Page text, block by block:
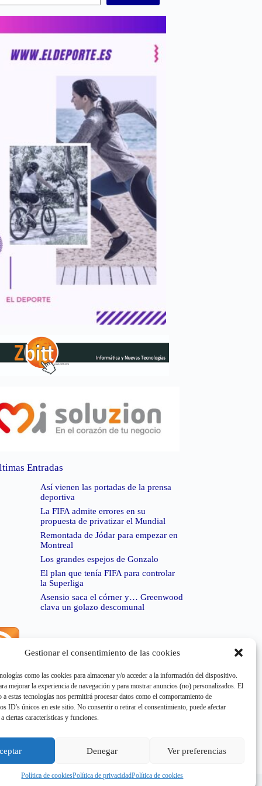
Gestionar el consentimiento de las cookies
como las cookies para almacenar y/o acceder a la información del dispositivo.
mejorar la experiencia de navegación y para mostrar anuncios (no) personalizados. El
a estas tecnologías nos permitirá procesar datos como el comportamiento de
ID's únicos en este sitio. No consentir o retirar el consentimiento, puede afectar
ciertas características y funciones.
Denegar Ver preferencias
Política de cookiesPolítica de privacidadPolítica de cookies
Entradas
Así vienen las portadas de la prensa
deportiva
La FIFA admite errores en su
propuesta de privatizar el Mundial
Remontada de Jódar para empezar en
Montreal
Los grandes espejos de Gonzalo
El plan que tenía FIFA para controlar
la Superliga
Asensio saca el córner y… Greenwood
clava un golazo descomunal
de RSS:Retrieved unsupported status code
cookies
Aviso Legal